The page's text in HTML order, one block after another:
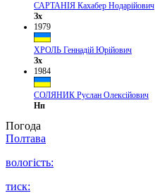
САРТАНІЯ Кахабер Нодарійович
Зх
1979
ХРОЛЬ Геннадій Юрійович
Зх
1984
СОЛЯНИК Руслан Олексійович
Нп
Погода
Полтава
вологість:
тиск: